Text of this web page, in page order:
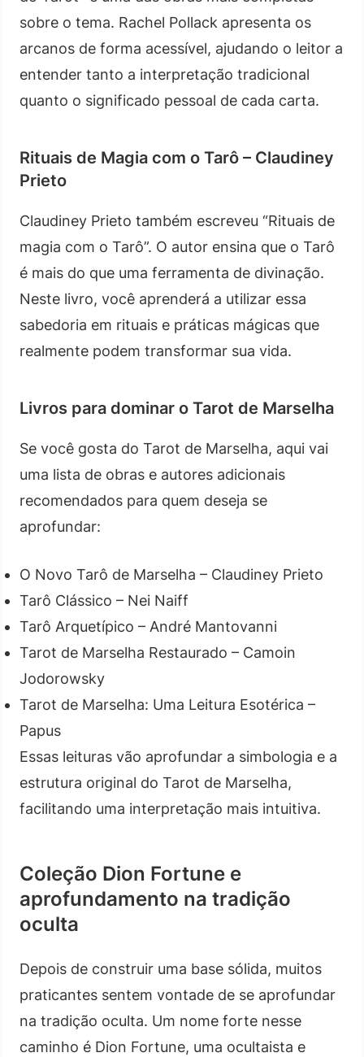
sobre o tema. Rachel Pollack apresenta os
arcanos de forma acessível, ajudando o leitor a
entender tanto a interpretação tradicional
quanto o significado pessoal de cada carta.
Rituais de Magia com o Tarô – Claudiney
Prieto
Claudiney Prieto também escreveu “Rituais de
magia com o Tarô”. O autor ensina que o Tarô
é mais do que uma ferramenta de divinação.
Neste livro, você aprenderá a utilizar essa
sabedoria em rituais e práticas mágicas que
realmente podem transformar sua vida.
Livros para dominar o Tarot de Marselha
Se você gosta do Tarot de Marselha, aqui vai
uma lista de obras e autores adicionais
recomendados para quem deseja se
aprofundar:
O Novo Tarô de Marselha – Claudiney Prieto
Tarô Clássico – Nei Naiff
Tarô Arquetípico – André Mantovanni
Tarot de Marselha Restaurado – Camoin
Jodorowsky
Tarot de Marselha: Uma Leitura Esotérica –
Papus
Essas leituras vão aprofundar a simbologia e a
estrutura original do Tarot de Marselha,
facilitando uma interpretação mais intuitiva.
Coleção Dion Fortune e
aprofundamento na tradição
oculta
Depois de construir uma base sólida, muitos
praticantes sentem vontade de se aprofundar
na tradição oculta. Um nome forte nesse
caminho é Dion Fortune, uma ocultaista e